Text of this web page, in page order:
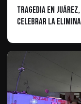
Tragedia en
Celebrar la